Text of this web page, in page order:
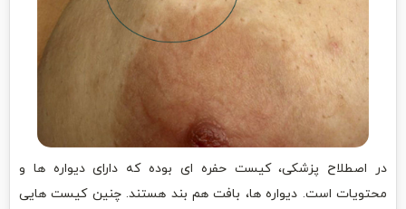
در اصطلاح پزشکی، کیست حفره ای بوده که دارای دیواره ها و
محتویات است. دیواره ها، بافت هم بند هستند. چنین کیست هایی